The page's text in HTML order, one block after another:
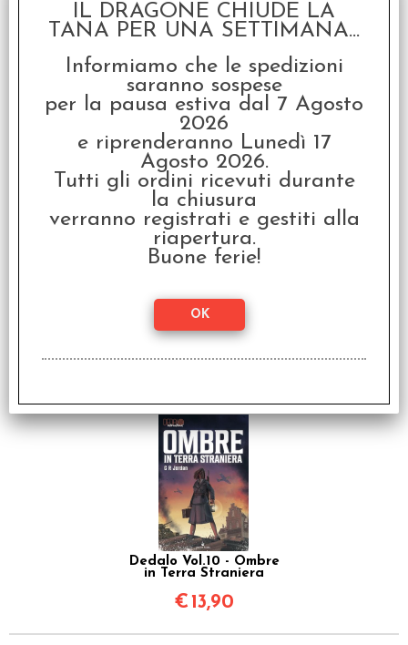
Dedalo Vol.8 - Turno di
Notte
€13,90
Dedalo Vol.9 - La
Verde
Dedalo Vol.10 - Ombre
in Terra Straniera
€ 13,90
IL DRAGONE CHIUDE LA
TANA PER UNA SETTIMANA...
Informiamo che le spedizioni
saranno sospese
per la pausa estiva dal 7 Agosto
2026
e riprenderanno Lunedì 17
Agosto 2026.
Tutti gli ordini ricevuti durante
la chiusura
verranno registrati e gestiti alla
riapertura.
Buone ferie!